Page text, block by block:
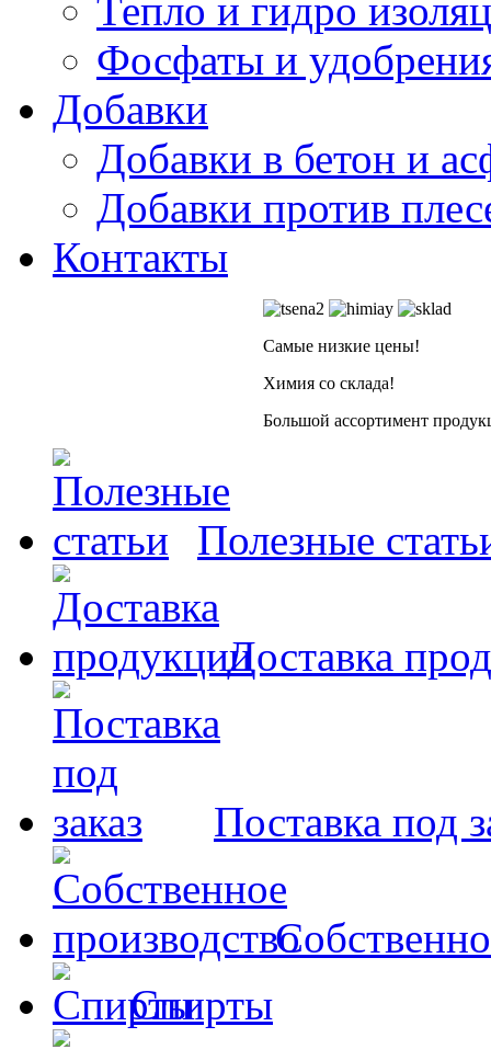
Тепло и гидро
Фосфаты и
Добавки
Добавки в бетон и
Добавки против
Контакты
Самые низкие цены!
Химия со склада!
Большой ассортимент
Полезные
Доставка
Поставка под
Спирты